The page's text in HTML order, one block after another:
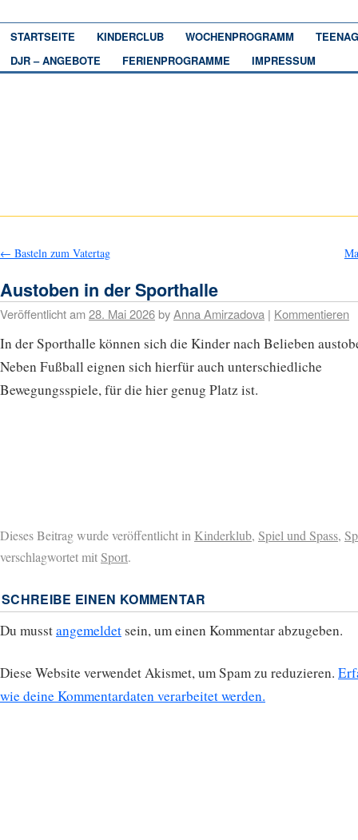
STARTSEITE KINDERCLUB WOCHENPROGRAMM
DJR – ANGEBOTE
FERIENPROGRAMME IMPRESSUM
← Basteln zum Vatertag
Austoben in der Sporthalle
Veröffentlicht am28. Mai 2026byAnna Amirzadova | Kommentieren
In der Sporthalle können sich die Kinder nach Belieben
Neben Fußball eignen sich hierfür auch unterschiedliche
Bewegungsspiele, für die hier genug Platz ist.
Dieses Beitrag wurde veröffentlicht in Kinderklub, Spiel und Spass,
verschlagwortet mitSport.
SCHREIBE EINEN KOMMENTAR
Du musstangemeldet sein, um einen Kommentar abzugeben.
Diese Website verwendet Akismet, um Spam zu reduzieren.
wie deine Kommentardaten verarbeitet werden.